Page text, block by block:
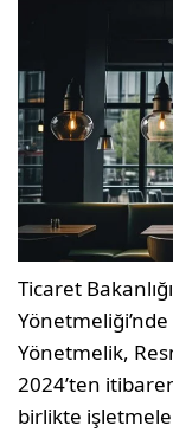
Ticaret
Yönetmelik,
2024’ten
birlikte